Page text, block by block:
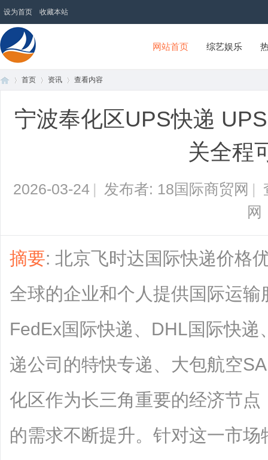
设为首页 收藏本站
18国际商贸网
网站首页 综艺娱乐
首页
›
资讯 查看内容
宁波奉化区UPS快递
关全程
2026-03-24 | 发布者: 18国际商贸网 |
网
摘要: 北京飞时达国际快递价格
全球的企业和个人提供国际运
FedEx国际快递、DHL国际快
递公司的特快专递、大包航空
化区作为长三角重要的经济节
的需求不断提升。针对这一市